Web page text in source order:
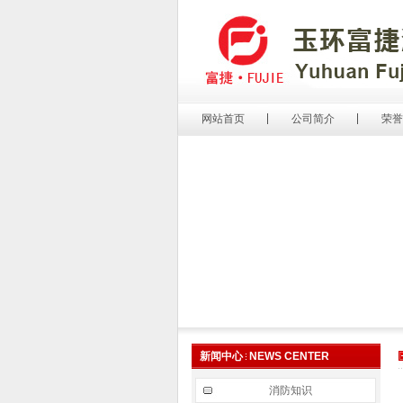
网站首页 公司简介 荣
新闻中心 NEWS CENTER
消防知识